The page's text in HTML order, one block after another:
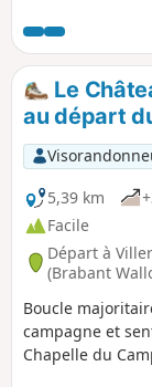
bois. Un
balade à 6 km
Le
au départ
5,39 km
Facile
Départ à
(Brabant
Boucle
campagne et
Chapelle du